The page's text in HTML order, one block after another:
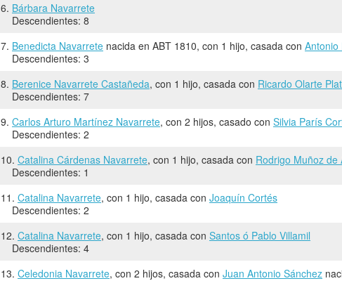
6. Bárbara Navarrete
Descendientes: 8
7. Benedicta Navarrete nacida en ABT 1810, con 1 hijo, casada con Antonio
Descendientes: 3
8. Berenice Navarrete Castañeda, con 1 hijo, casada con Ricardo Olarte
Descendientes: 7
9. Carlos Arturo Martínez Navarrete, con 2 hijos, casado con Silvia París
Descendientes: 2
10. Catalina Cárdenas Navarrete, con 1 hijo, casada con Rodrigo Muñoz de
Descendientes: 1
11. Catalina Navarrete, con 1 hijo, casada con Joaquín Cortés
Descendientes: 2
12. Catalina Navarrete, con 1 hijo, casada con Santos ó Pablo Villamil
Descendientes: 4
13. Celedonia Navarrete, con 2 hijos, casada con Juan Antonio Sánchez